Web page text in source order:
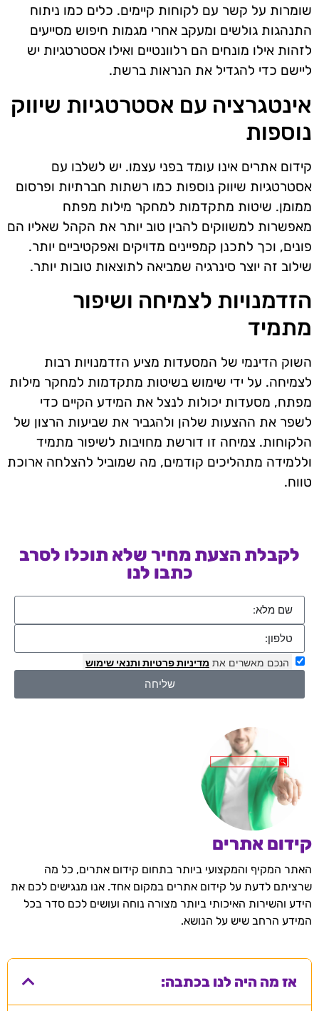
שומרות על קשר עם לקוחות קיימים. כלים כמו ניתוח
התנהגות גולשים ומעקב אחרי מגמות חיפוש מסייעים
לזהות אילו מונחים הם רלוונטיים ואילו אסטרטגיות יש
ליישם כדי להגדיל את הנראות ברשת.
אינטגרציה עם אסטרטגיות שיווק
נוספות
קידום אתרים אינו עומד בפני עצמו. יש לשלבו עם
אסטרטגיות שיווק נוספות כמו רשתות חברתיות ופרסום
ממומן. שיטות מתקדמות למחקר מילות מפתח
מאפשרות למשווקים להבין טוב יותר את הקהל שאליו הם
פונים, וכך לתכנן קמפיינים מדויקים ואפקטיביים יותר.
שילוב זה יוצר סינרגיה שמביאה לתוצאות טובות יותר.
הזדמנויות לצמיחה ושיפור
מתמיד
השוק הדינמי של המסעדות מציע הזדמנויות רבות
לצמיחה. על ידי שימוש בשיטות מתקדמות למחקר מילות
מפתח, מסעדות יכולות לנצל את המידע הקיים כדי
לשפר את ההצעות שלהן ולהגביר את שביעות הרצון של
הלקוחות. צמיחה זו דורשת מחויבות לשיפור מתמיד
וללמידה מתהליכים קודמים, מה שמוביל להצלחה ארוכת
טווח.
לקבלת הצעת מחיר שלא תוכלו לסרב
כתבו לנו
הנכם מאשרים את מדיניות פרטיות ותנאי שימוש
שליחה
קידום אתרים
האתר המקיף והמקצועי ביותר בתחום קידום אתרים, כל מה
שרציתם לדעת על קידום אתרים במקום אחד. אנו מנגישים לכם את
הידע והשירות האיכותי ביותר מצורה נוחה ועושים לכם סדר בכל
המידע הרחב שיש על הנושא.
אז מה היה לנו בכתבה: